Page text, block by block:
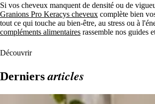
Si vos cheveux manquent de densité ou de
Granions Pro Keracys cheveux complète bien
tout ce qui touche au bien-être, au stress ou à
compléments alimentaires rassemble nos guides
Découvrir
Derniersarticles